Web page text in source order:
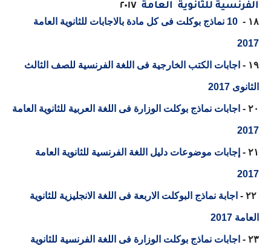
الفرنسية للثانوية العامة
١٨ - 10 نماذج بوكلت فى كل مادة بالاجابات للثانوية العامة
2017
١٩ - اجابات الكتب الخارجية فى اللغة الفرنسية للصف الثالث
الثانوى 2017
٢٠ - اجابات نماذج بوكلت الوزارة فى اللغة العربية للثانوية العامة
2017
٢١ - إجابات موضوعات دليل اللغة الفرنسية للثانوية العامة
2017
اجابة نماذج البوكلت الاربعة فى اللغة الانجليزية للثانوية
العامة 2017
٢٣ - اجابات نماذج بوكلت الوزارة فى اللغة الفرنسية للثانوية